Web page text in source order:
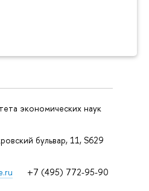
экономических наук
бульвар, 11, S629
+7 (495) 772-95-90